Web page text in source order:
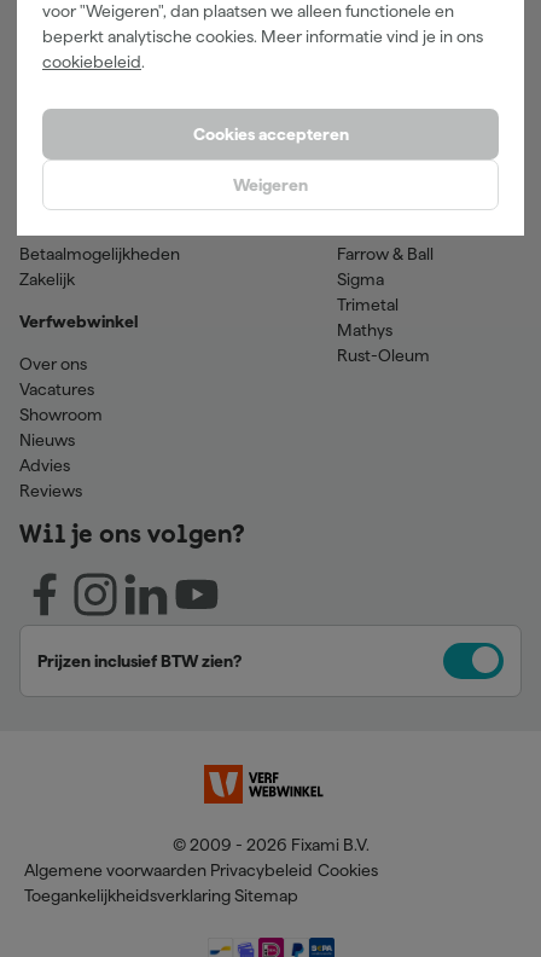
voor "Weigeren", dan plaatsen we alleen functionele en
beperkt analytische cookies. Meer informatie vind je in ons
cookiebeleid.
Cookies accepteren
Weigeren
Schildersbenodigdheden
Gereedschappen
Grondverf en primer
Spuitbussen
Beits
Betonverf en -coatings
Hulp & contact
Klantenservice
Betaalmogelijkheden
Zakelijk
Verfwebwinkel
Over ons
Vacatures
Showroom
Nieuws
Advies
Reviews
Merken
Farrow & Ball
Sigma
Trimetal
Mathys
Rust-Oleum
Wil je ons volgen?
Prijzen inclusief BTW zien?
© 2009 - 2026 Fixami B.V.
Algemene voorwaarden Privacybeleid Cookies
Toegankelijkheidsverklaring Sitemap